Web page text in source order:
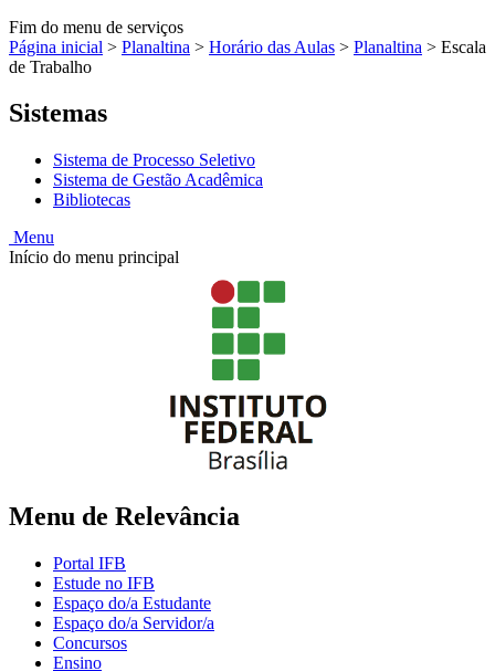
Fim do menu de serviços
Página inicial > Planaltina > Horário das Aulas > Planaltina > Escala
de Trabalho
Sistemas
Sistema de Processo Seletivo
Sistema de Gestão Acadêmica
Bibliotecas
Menu
Início do menu principal
Menu de Relevância
Portal IFB
Estude no IFB
Espaço do/a Estudante
Espaço do/a Servidor/a
Concursos
Ensino